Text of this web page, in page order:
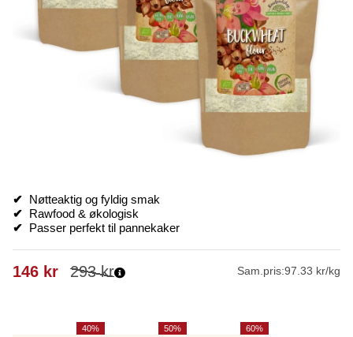
✔ Nøtteaktig og fyldig smak
✔ Rawfood & økologisk
✔ Passer perfekt til pannekaker
293kr
146 kr Sam.pris:97.33 kr/kg
40 50 60